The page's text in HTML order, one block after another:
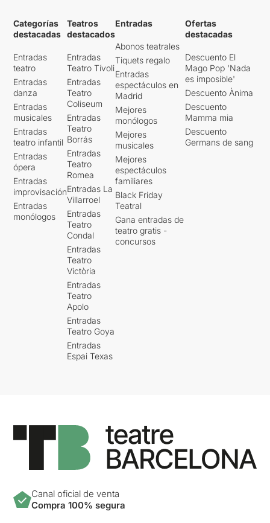
Categorías
destacadas
Entradas
teatro
Entradas
danza
Entradas
musicales
Entradas
teatro infantil
Entradas
ópera
Entradas
improvisación
Entradas
monólogos
Teatros
destacados
Entradas
Teatro Tívoli
Entradas
Teatro
Coliseum
Entradas
Teatro
Borrás
Entradas
Teatro
Romea
Entradas La
Villarroel
Entradas
Teatro
Condal
Entradas
Teatro
Victòria
Entradas
Teatro
Apolo
Entradas
Teatro Goya
Entradas
Espai Texas
Entradas
Abonos teatrales
Tiquets regalo
Entradas
espectáculos en
Madrid
Mejores
monólogos
Mejores
musicales
Mejores
espectáculos
familiares
Black Friday
Teatral
Gana entradas de
teatro gratis -
concursos
Ofertas
destacadas
Descuento El
Mago Pop 'Nada
es imposible'
Descuento Ànima
Descuento
Mamma mia
Descuento
Germans de sang
Canal oficial de venta
Compra 100% segura